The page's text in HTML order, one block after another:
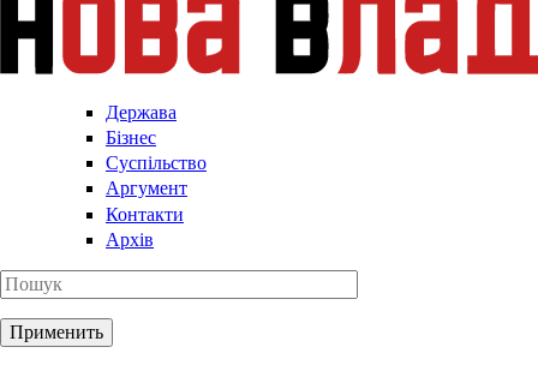
Держава
Бізнес
Суспільство
Аргумент
Контакти
Архів